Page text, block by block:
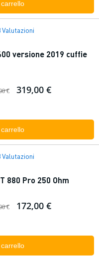
Valutazioni
versione 2019 cuffie
€ 319,00 €
Valutazioni
880 Pro 250 Ohm
€ 172,00 €